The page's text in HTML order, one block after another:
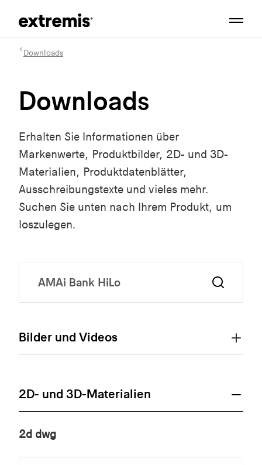
Downloads
Downloads
Erhalten Sie Informationen über
Markenwerte, Produktbilder, 2D- und 3D-
Materialien, Produktdatenblätter,
Ausschreibungstexte und vieles mehr.
Suchen Sie unten nach Ihrem Produkt, um
loszulegen.
Bilder und Videos
2D- und 3D-Materialien
2d dwg